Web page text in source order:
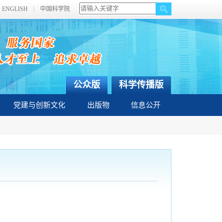
ENGLISH 中国科学院
科学传播版
公众版
党建与创新文化 出版物 信息公开